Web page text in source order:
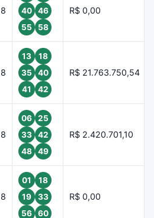
40
46
55
58
R$ 0,00
13
18
35
40
41
42
R$ 21.763.750,54
06
25
33
42
48
49
R$ 2.420.701,10
01
18
19
33
56
60
R$ 0,00